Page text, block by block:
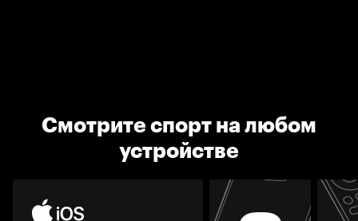
Смотрите спорт на любом
устройстве